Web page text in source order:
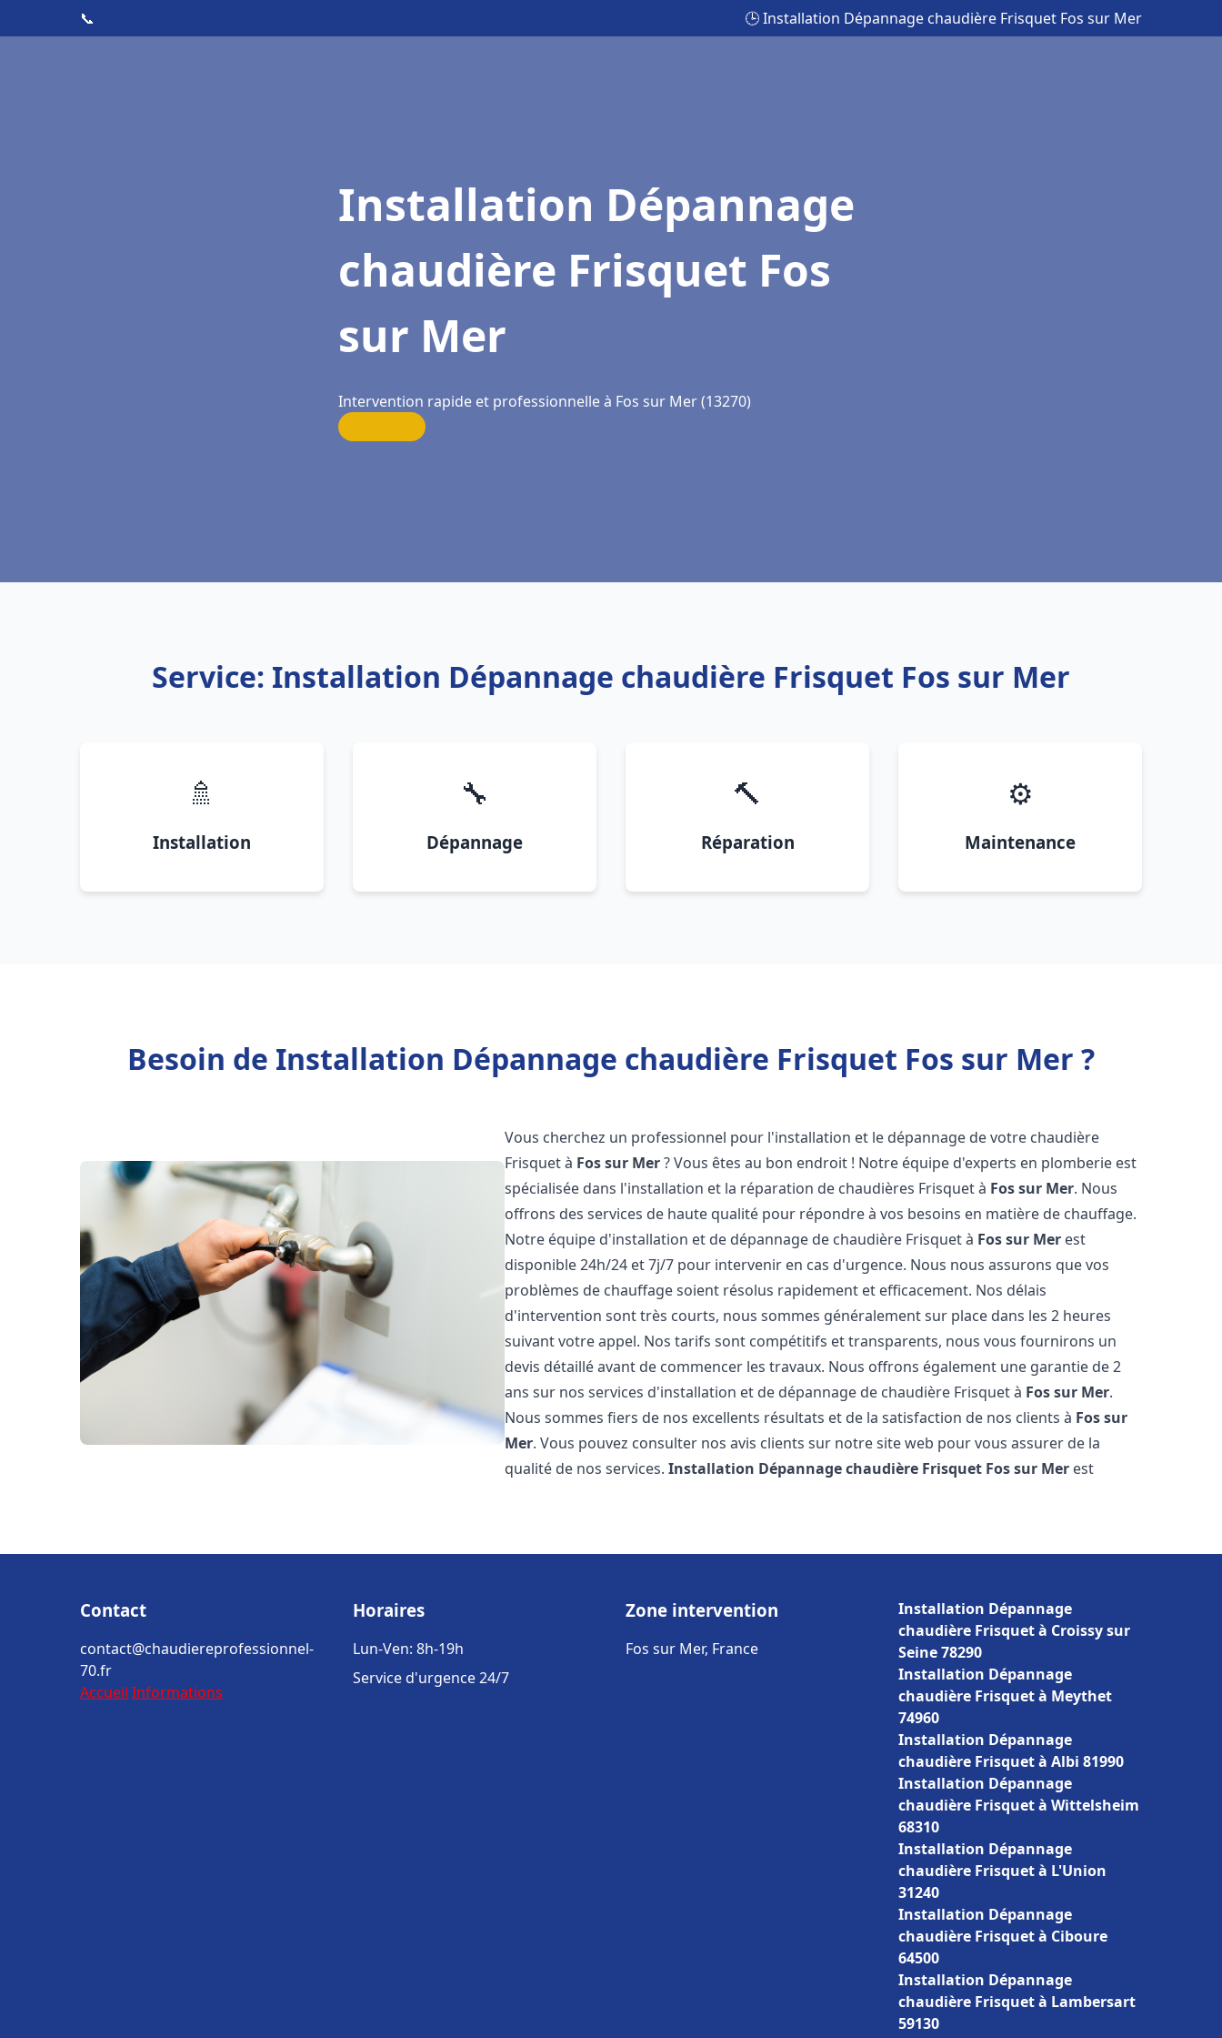
📞 🕒 Installation Dépannage chaudière Frisquet Fos sur Mer
Installation Dépannage
chaudière Frisquet Fos
sur Mer
Intervention rapide et professionnelle à Fos sur Mer (13270)
Service: Installation Dépannage chaudière Frisquet Fos sur Mer
🚿
Installation
🔧
Dépannage
🔨
Réparation
⚙️
Maintenance
Besoin de Installation Dépannage chaudière Frisquet Fos sur Mer ?
Vous cherchez un professionnel pour l'installation et le dépannage de votre chaudière
Frisquet à Fos sur Mer? Vous êtes au bon endroit ! Notre équipe d'experts en plomberie est
spécialisée dans l'installation et la réparation de chaudières Frisquet à Fos sur Mer. Nous
offrons des services de haute qualité pour répondre à vos besoins en matière de chauffage.
Notre équipe d'installation et de dépannage de chaudière Frisquet à Fos sur Mer est
disponible 24h/24 et 7j/7 pour intervenir en cas d'urgence. Nous nous assurons que vos
problèmes de chauffage soient résolus rapidement et efficacement. Nos délais
d'intervention sont très courts, nous sommes généralement sur place dans les 2 heures
suivant votre appel. Nos tarifs sont compétitifs et transparents, nous vous fournirons un
devis détaillé avant de commencer les travaux. Nous offrons également une garantie de 2
ans sur nos services d'installation et de dépannage de chaudière Frisquet à Fos sur Mer.
Nous sommes fiers de nos excellents résultats et de la satisfaction de nos clients à Fos sur
Mer. Vous pouvez consulter nos avis clients sur notre site web pour vous assurer de la
qualité de nos services.Installation Dépannage chaudière Frisquet Fos sur Mer est
Contact
contact@chaudiereprofessionnel-
70.fr
Accueil Informations
Horaires
Lun-Ven: 8h-19h
Service d'urgence 24/7
Zone intervention
Fos sur Mer, France
Installation Dépannage
chaudière Frisquet à Croissy sur
Seine 78290
Installation Dépannage
chaudière Frisquet à Meythet
74960
Installation Dépannage
chaudière Frisquet à Albi 81990
Installation Dépannage
chaudière Frisquet à Wittelsheim
68310
Installation Dépannage
chaudière Frisquet à L'Union
31240
Installation Dépannage
chaudière Frisquet à Ciboure
64500
Installation Dépannage
chaudière Frisquet à Lambersart
59130